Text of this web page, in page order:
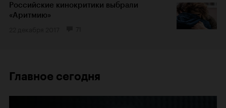
Российские кинокритики выбрали
«Аритмию»
Главное сегодня